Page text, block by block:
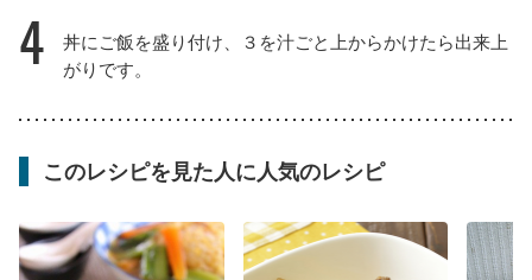
4
丼にご飯を盛り付け、３を汁ごと上からかけたら出来上
がりです。
このレシピを見た人に人気のレシピ